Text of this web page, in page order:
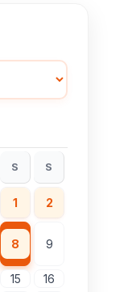
S S
1 2
8 9
15
16